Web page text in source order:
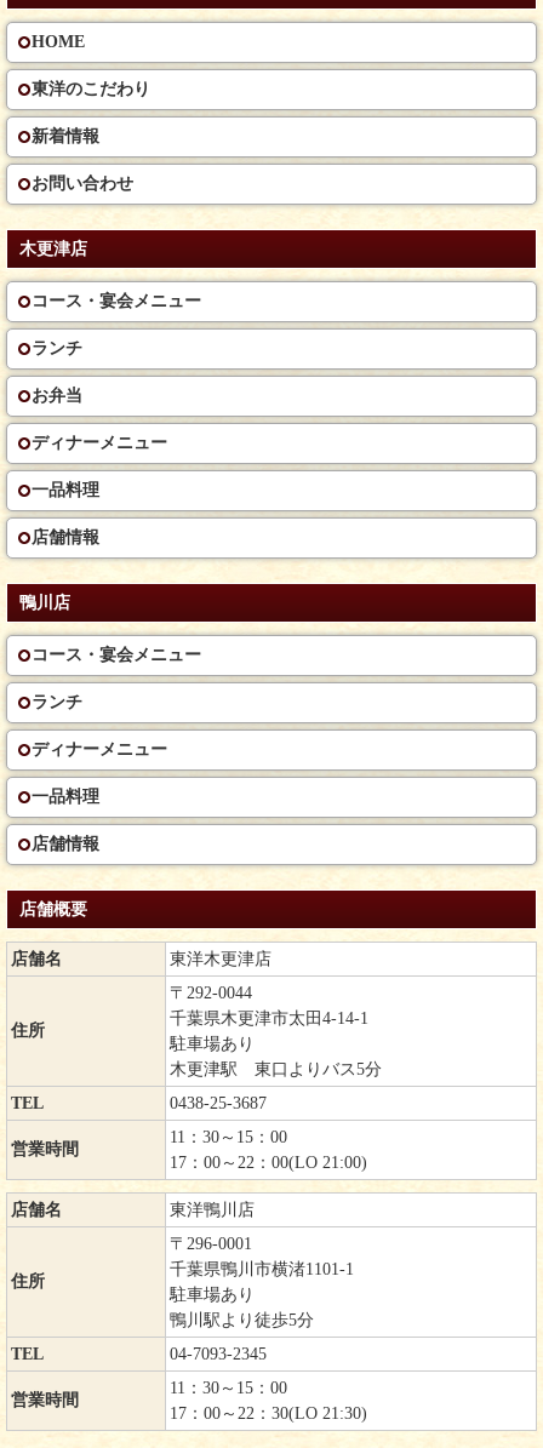
HOME
東洋のこだわり
新着情報
お問い合わせ
木更津店
コース・宴会メニュー
ランチ
お弁当
ディナーメニュー
一品料理
店舗情報
鴨川店
コース・宴会メニュー
ランチ
ディナーメニュー
一品料理
店舗情報
店舗概要
店舗名 東洋木更津店
住所
〒292-0044
千葉県木更津市太田4-14-1
駐車場あり
木更津駅 東口よりバス5分
TEL
0438-25-3687
営業時間
11：30～15：00
17：00～22：00(LO 21:00)
店舗名 東洋鴨川店
住所
〒296-0001
千葉県鴨川市横渚1101-1
駐車場あり
鴨川駅より徒歩5分
TEL
04-7093-2345
営業時間
11：30～15：00
17：00～22：30(LO 21:30)